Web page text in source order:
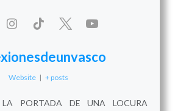
Website | + posts
PORTADA DE UNA LOCURA